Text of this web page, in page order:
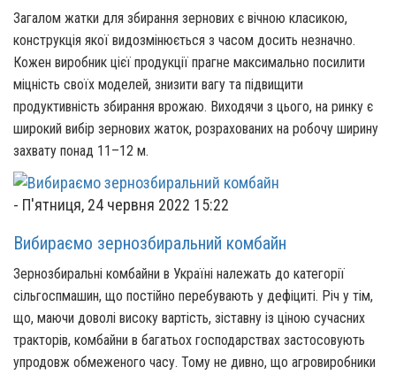
Загалом жатки для збирання зернових є вічною класикою,
конструкція якої видозмінюється з часом досить незначно.
Кожен виробник цієї продукції прагне максимально посилити
міцність своїх моделей, знизити вагу та підвищити
продуктивність збирання врожаю. Виходячи з цього, на ринку є
широкий вибір зернових жаток, розрахованих на робочу ширину
захвату понад 11–12 м.
- П'ятниця, 24 червня 2022 15:22
Вибираємо зернозбиральний комбайн
Зернозбиральні комбайни в Україні належать до категорії
сільгоспмашин, що постійно перебувають у дефіциті. Річ у тім,
що, маючи доволі високу вартість, зіставну із ціною сучасних
тракторів, комбайни в багатьох господарствах застосовують
упродовж обмеженого часу. Тому не дивно, що агровиробники